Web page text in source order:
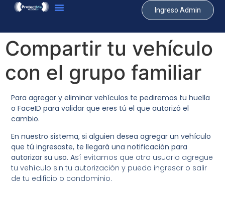
Ingreso Admin
Compartir tu vehículo
con el grupo familiar
Para agregar y eliminar vehículos te pediremos tu huella
o FaceID para validar que eres tú el que autorizó el
cambio.
En nuestro sistema, si alguien desea agregar un vehículo
que tú ingresaste, te llegará una notificación para
autorizar su uso. Así evitamos que otro usuario agregue
tu vehículo sin tu autorización y pueda ingresar o salir
de tu edificio o condominio.